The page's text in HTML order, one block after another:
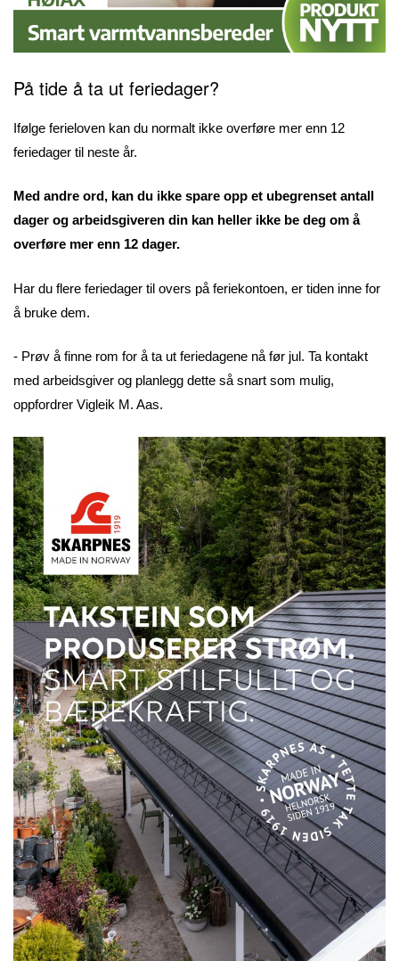
På tide å ta ut feriedager?
Ifølge ferieloven kan du normalt ikke overføre mer enn 12
feriedager til neste år.
Med andre ord, kan du ikke spare opp et ubegrenset antall
dager og arbeidsgiveren din kan heller ikke be deg om å
overføre mer enn 12 dager.
Har du flere feriedager til overs på feriekontoen, er tiden inne for
å bruke dem.
- Prøv å finne rom for å ta ut feriedagene nå før jul. Ta kontakt
med arbeidsgiver og planlegg dette så snart som mulig,
oppfordrer Vigleik M. Aas.